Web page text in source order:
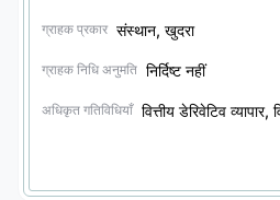
ग्राहक प्रकार संस्थान, खुदरा
ग्राहक निधि अनुमति निर्दिष्ट नहीं
अधिकृत गतिविधियाँ